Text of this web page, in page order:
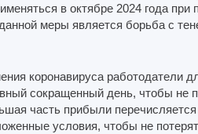
в октябре 2024 года
меры является борьба с
коронавируса работодатели
сокращенный день, чтобы
часть прибыли
условия, чтобы не